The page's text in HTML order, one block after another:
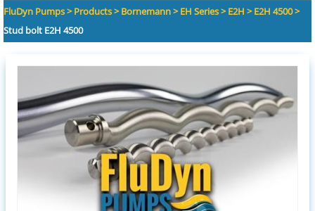
FluDyn Pumps>Products>Bornemann>EH Series>E2H >E2H 4500>
Stud bolt E2H 4500